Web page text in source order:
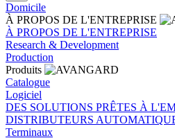
Domicile
À PROPOS DE L'ENTREPRISE
À PROPOS DE L'ENTREPRISE
Research & Development
Production
Produits
Catalogue
Logiciel
DES SOLUTIONS PRÊTES À
DISTRIBUTEURS
Terminaux